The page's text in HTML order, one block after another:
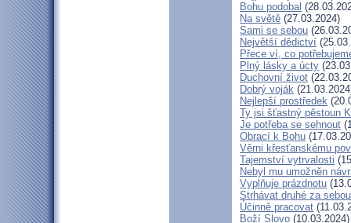
Bohu podobal
Na světě (27.03.2024)
Sami se sebou
Největší dědictví
Přece ví, co
Plný lásky a úcty
Duchovní život
Dobrý voják
Nejlepší prostředek
Ty jsi šťastný pěstoun
Je potřeba se sehnout
Obrací k Bohu
Věrni křesťanskému
Tajemství vytrvalosti
Nebyl mu umožněn
Vyplňuje prázdnotu
Strhávat druhé za sebou
Účinně pracovat
Boží Slovo (10.03.2024)